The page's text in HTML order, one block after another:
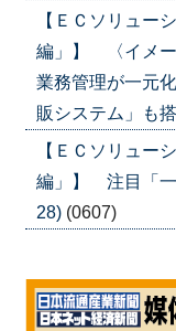
【ＥＣソリュー
編」】 〈イメー
業務管理が一元
販システム」も
【ＥＣソリュー
編」】 注目「一
28) (0607)